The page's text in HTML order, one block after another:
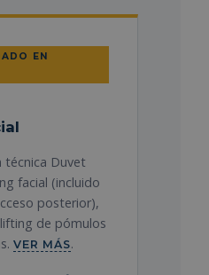
EN
técnica Duvet
facial (incluido
posterior),
de pómulos
VER MÁS.